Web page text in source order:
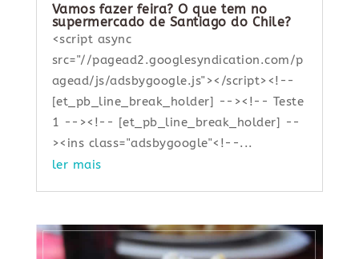
Vamos fazer feira? O que tem no
supermercado de Santiago do Chile?
<script async
src="//pagead2.googlesyndication.com/p
agead/js/adsbygoogle.js"></script><!--
[et_pb_line_break_holder] --><!-- Teste
1 --><!-- [et_pb_line_break_holder] --
><ins class="adsbygoogle"<!--...
ler mais